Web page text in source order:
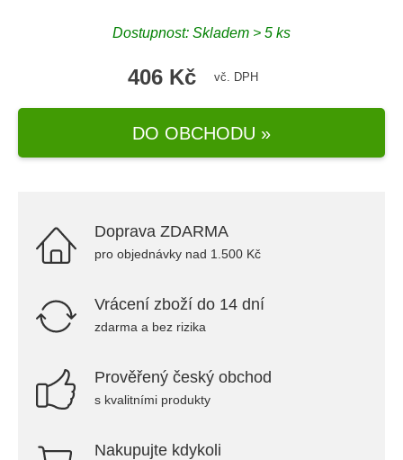
Dostupnost: Skladem > 5 ks
406 Kč vč. DPH
DO OBCHODU »
Doprava ZDARMA
pro objednávky nad 1.500 Kč
Vrácení zboží do 14 dní
zdarma a bez rizika
Prověřený český obchod
s kvalitními produkty
Nakupujte kdykoli